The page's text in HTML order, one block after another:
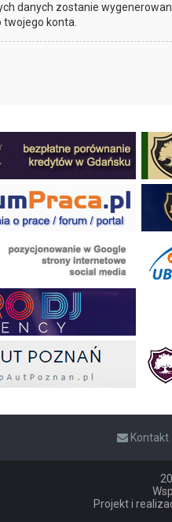
danych zostanie
konta.
Kontakt
Projekt i